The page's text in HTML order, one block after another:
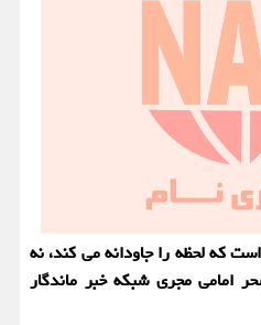
که لحظه را جاودانه می کند، نه
امامی مجری شبکه خبر ماندگار